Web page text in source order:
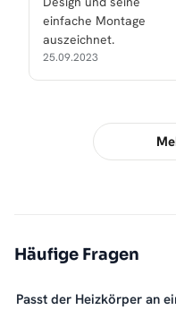
einfache Montage
auszeichnet.
25.09.2023
Häufige Fragen
Passt der Heizkörper an